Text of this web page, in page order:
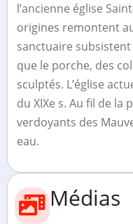
l’ancienne église
origines remontent
sanctuaire
que le porche, des
sculptés. L’église
du XIXe s. Au fil de
verdoyants des
eau.
Médias